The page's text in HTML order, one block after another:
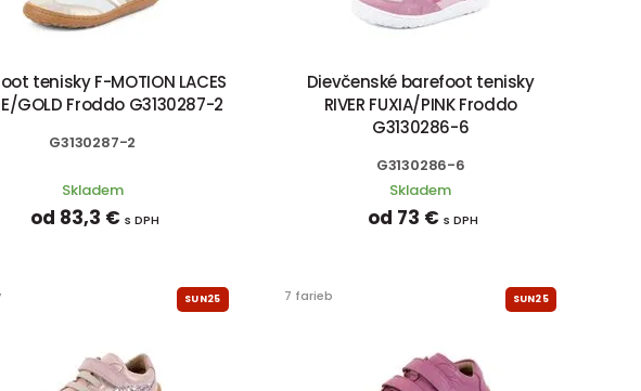
tenisky F-MOTION LACES
GOLD Froddo G3130287-2
G3130287-2
Skladem
od 83,3 € s DPH
Dievčenské barefoot tenisky
RIVER FUXIA/PINK Froddo
G3130286-6
G3130286-6
Skladem
od 73 € s DPH
SUN25 7 farieb SUN25